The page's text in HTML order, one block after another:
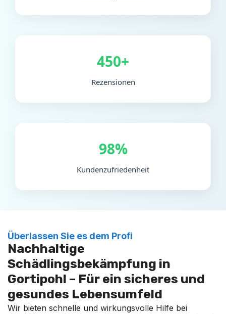
450+
Rezensionen
98%
Kundenzufriedenheit
Überlassen Sie es dem Profi
Nachhaltige
Schädlingsbekämpfung in
Gortipohl – Für ein sicheres und
gesundes Lebensumfeld
Wir bieten schnelle und wirkungsvolle Hilfe bei